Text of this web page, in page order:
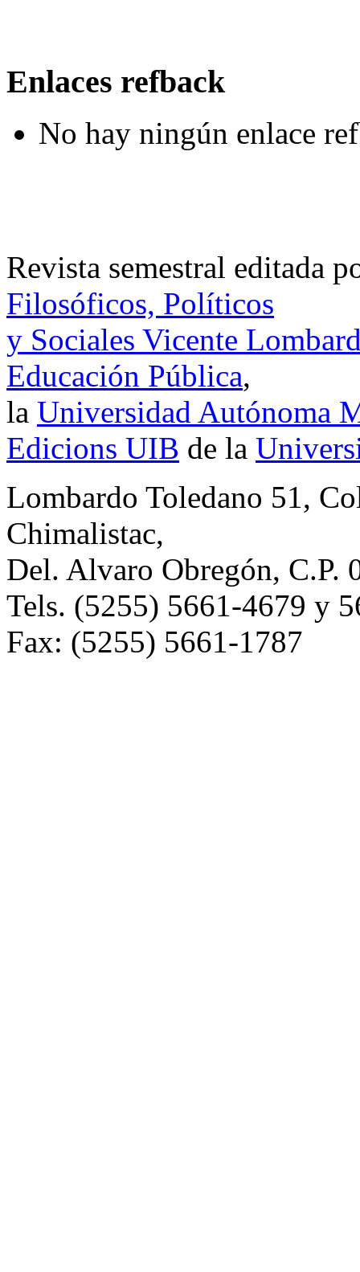
Enlaces refback
No hay ningún enlace
Revista semestral editada
Filosóficos, Políticos
y Sociales Vicente
Educación Pública,
la Universidad Autónoma
Edicions UIB de la
Lombardo Toledano 51,
Chimalistac,
Del. Alvaro Obregón, C.P.
Tels. (5255) 5661-4679 y
Fax: (5255) 5661-1787